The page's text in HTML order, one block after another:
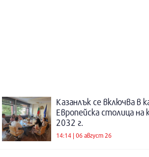
Казанлък се включва в
Европейска столица
2032 г.
14:14 | 06 август 26